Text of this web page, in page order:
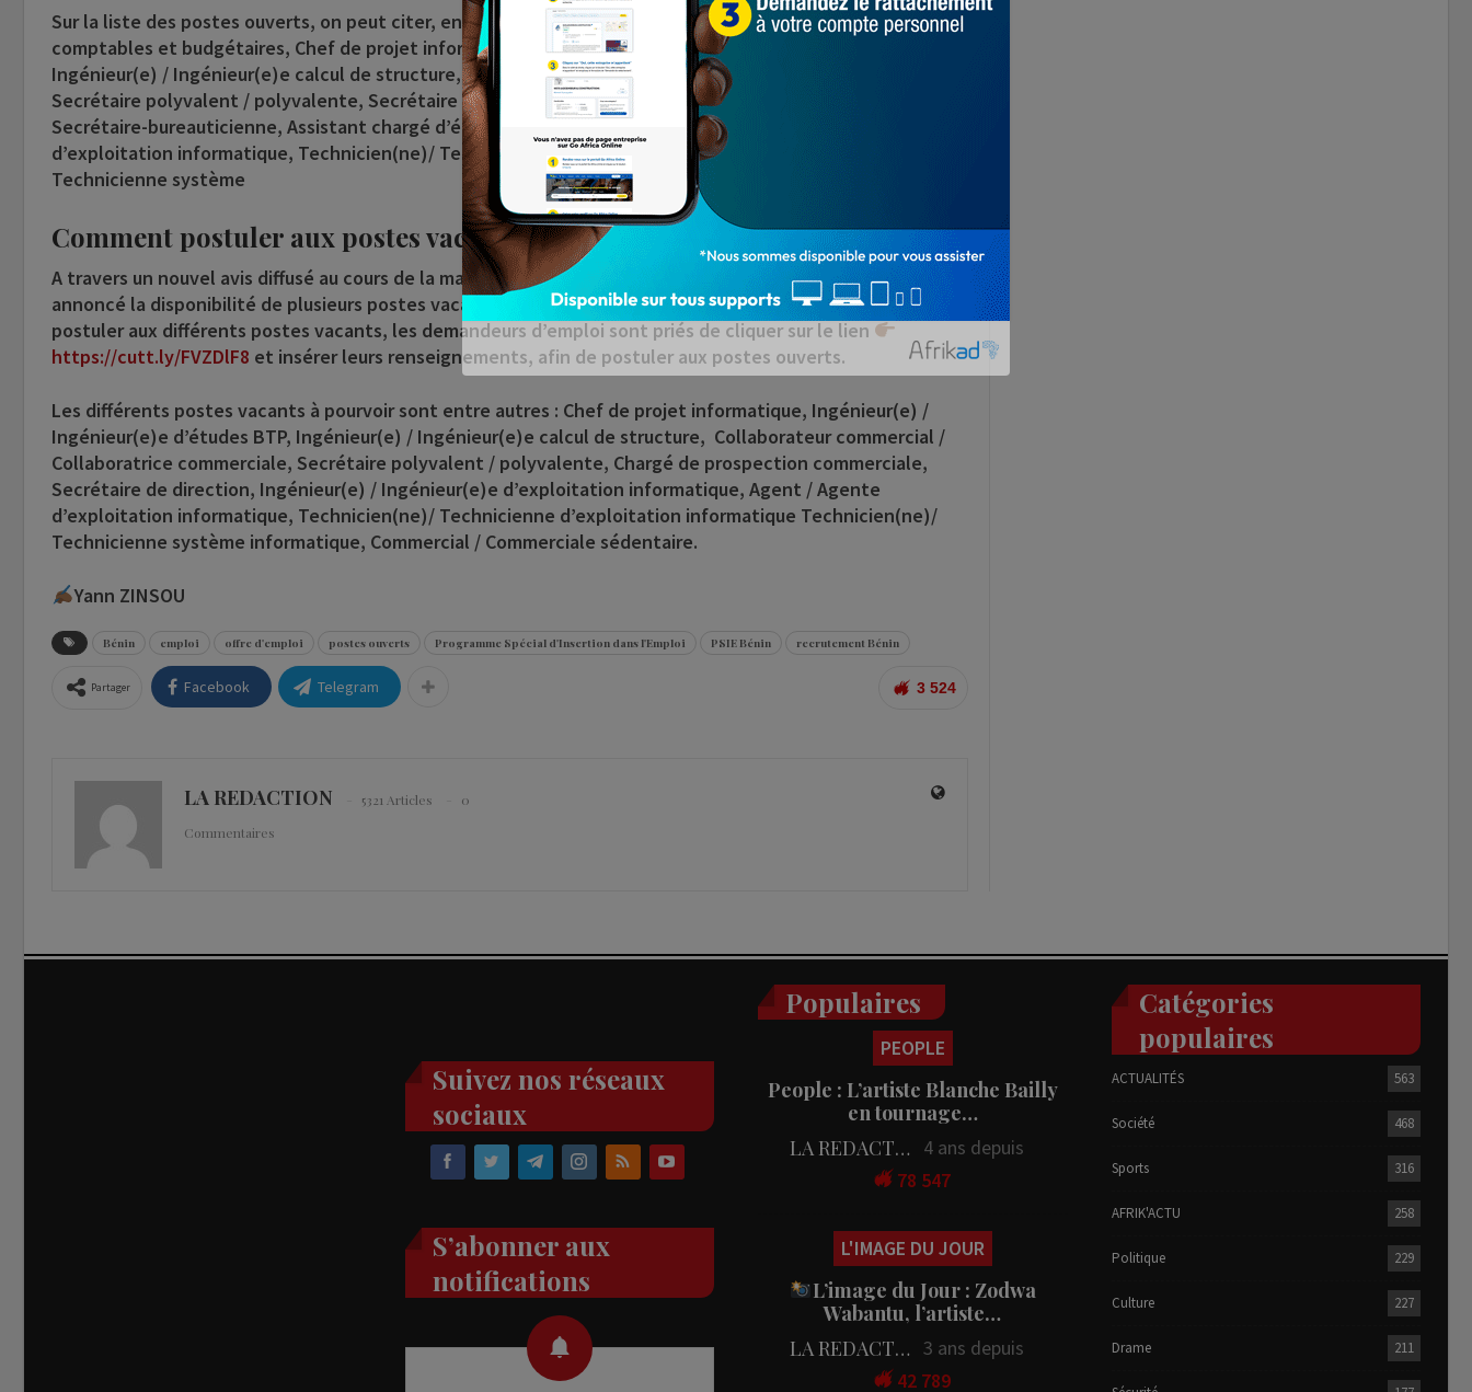
Sur la liste des postes ouverts, on peut citer, entre autres le poste de : Superviseur principal d’opérations
comptables et budgétaires, Chef de projet informatique, Ingénieur(e) / Ingénieur(e)e d’études BTP,
Ingénieur(e) / Ingénieur(e)e calcul de structure, Collaborateur commercial / Collaboratrice commerciale,
Secrétaire polyvalent / polyvalente, Secrétaire polyvalent / polyvalente, Secrétaire de direction,
Secrétaire-bureauticienne, Assistant chargé d’études commerciales et marketing, Agent / Agente
d’exploitation informatique, Technicien(ne)/ Technicienne d’exploitation informatique Technicien(ne)/
Technicienne système
Comment postuler aux postes vacants ?
A travers un nouvel avis diffusé au cours de la matinée de ce jeudi 19 décembre 2024, le PSIE Bénin a
annoncé la disponibilité de plusieurs postes vacants désormais ouverts aux demandeurs d’emploi. Pour
postuler aux différents postes vacants, les demandeurs d’emploi sont priés de cliquer sur le lien
https://cutt.ly/FVZDlF8 et insérer leurs renseignements, afin de postuler aux postes ouverts.
Les différents postes vacants à pourvoir sont entre autres : Chef de projet informatique, Ingénieur(e) /
Ingénieur(e)e d’études BTP, Ingénieur(e) / Ingénieur(e)e calcul de structure, Collaborateur commercial /
Collaboratrice commerciale, Secrétaire polyvalent / polyvalente, Chargé de prospection commerciale,
Secrétaire de direction, Ingénieur(e) / Ingénieur(e)e d’exploitation informatique, Agent / Agente
d’exploitation informatique, Technicien(ne)/ Technicienne d’exploitation informatique Technicien(ne)/
Technicienne système informatique, Commercial / Commerciale sédentaire.
Yann ZINSOU
Bénin emploi offre d'emploi postes ouverts Programme Spécial d'Insertion dans l'Emploi PSIE Bénin recrutement Bénin
3 524
Partager Facebook Telegram
LA REDACTION 5321 Articles
0
Commentaires
Suivez nos réseaux
sociaux
S’abonner aux
notifications
Populaires
PEOPLE
People : L’artiste Blanche Bailly
en tournage…
LA REDACTION
4 ans depuis
78 547
L'IMAGE DU JOUR
L’image du Jour : Zodwa
Wabantu, l’artiste…
LA REDACTION 3 ans depuis
42 789
Catégories
populaires
ACTUALITÉS 563
Société 468
Sports 316
AFRIK'ACTU 258
Politique 229
Culture 227
Drame 211